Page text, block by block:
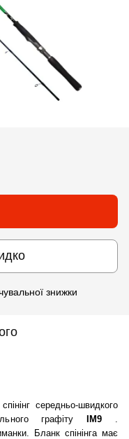
знижки
середньо-швидкого
графітуIM9
Бланк спінінга має